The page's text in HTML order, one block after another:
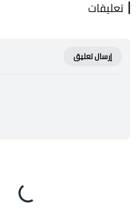
تعليقات
إرسال تعليق